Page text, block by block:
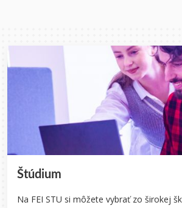
Štúdium
Na FEI STU si môžete vybrať zo širokej